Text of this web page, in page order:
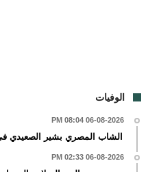
الوفيات
06-08-2026 08:04 PM
الشاب المصري بشير الصعيدي
06-08-2026 02:33 PM